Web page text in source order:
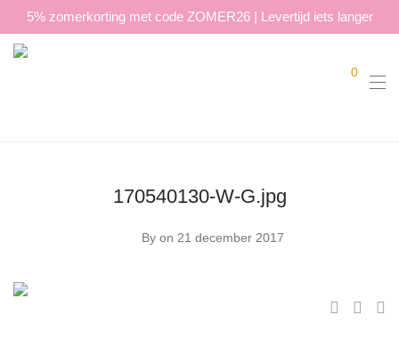
5% zomerkorting met code ZOMER26 | Levertijd iets langer
0
170540130-W-G.jpg
By on 21 december 2017